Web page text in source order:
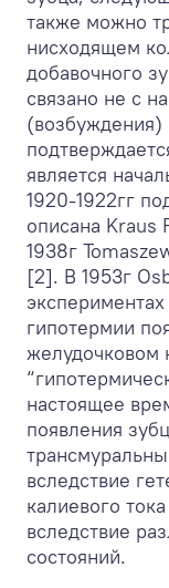
также можно
нисходящем
добавочного
связано не с
(возбуждения)
является
1920-1922гг
описана Kraus
1938г
[2]. В 1953г
гипотермии
желудочковом
настоящее
появления
вследствие
калиевого
вследствие
состояний.